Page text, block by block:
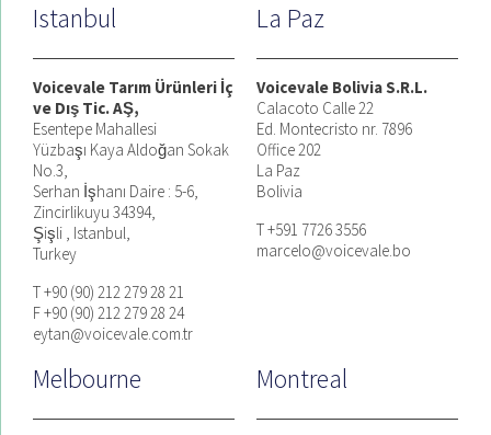
Istanbul
Voicevale Tarım Ürünleri İç
ve Dış Tic. AŞ,
Esentepe Mahallesi
Yüzbaşı Kaya Aldoğan Sokak
No.3,
Serhan İşhanı Daire : 5-6,
Zincirlikuyu 34394,
Şişli , Istanbul,
Turkey
T +90 (90) 212 279 28 21
F +90 (90) 212 279 28 24
eytan@voicevale.com.tr
La Paz
Voicevale Bolivia S.R.L.
Calacoto Calle 22
Ed. Montecristo nr. 7896
Office 202
La Paz
Bolivia
T +591 7726 3556
marcelo@voicevale.bo
Melbourne Montreal